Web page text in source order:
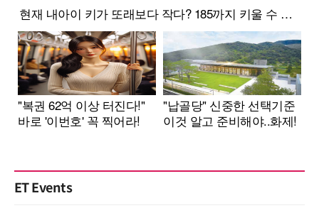
ET Events